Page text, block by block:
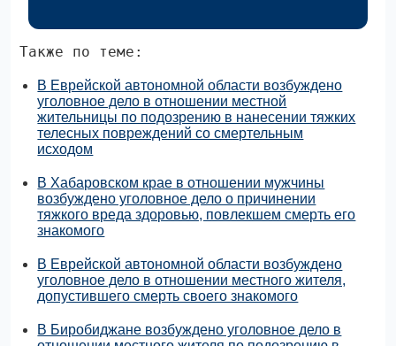
Также по теме:
В Еврейской автономной области возбуждено
уголовное дело в отношении местной
жительницы по подозрению в нанесении тяжких
телесных повреждений со смертельным
исходом
В Хабаровском крае в отношении мужчины
возбуждено уголовное дело о причинении
тяжкого вреда здоровью, повлекшем смерть его
знакомого
В Еврейской автономной области возбуждено
уголовное дело в отношении местного жителя,
допустившего смерть своего знакомого
В Биробиджане возбуждено уголовное дело в